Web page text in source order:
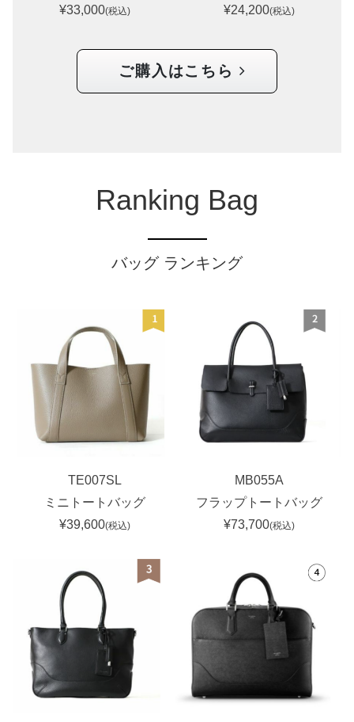
¥33,000(税込)
¥24,200(税込)
ご購入はこちら
Ranking Bag
バッグ ランキング
TE007SL
ミニトートバッグ
¥39,600(税込)
MB055A
フラップトートバッグ
¥73,700(税込)